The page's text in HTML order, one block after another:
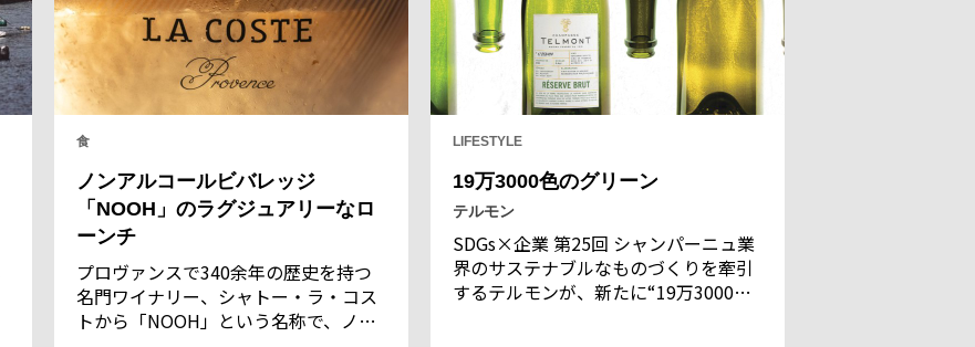
食
ノンアルコールビバレッジ
「NOOH」のラグジュアリーなロ
ーンチ
プロヴァンスで340余年の歴史を持つ
名門ワイナリー、シャトー・ラ・コス
トから「NOOH」という名称で、ノン
LIFESTYLE
19万3000色のグリーン
テルモン
SDGs×企業 第25回 シャンパーニュ業
界のサステナブルなものづくりを牽引
するテルモンが、新たに“19万3000色